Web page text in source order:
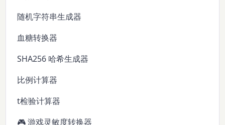
随机字符串生成器
血糖转换器
SHA256 哈希生成器
比例计算器
t检验计算器
🎮 游戏灵敏度转换器